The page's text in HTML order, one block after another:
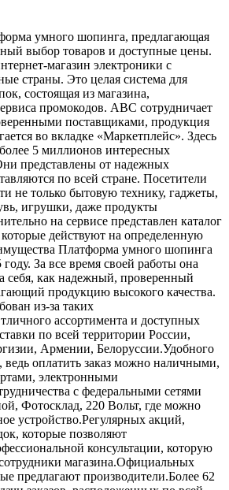
умного шопинга, предлагающая
выбор товаров и доступные цены.
магазин электроники с
страны. Это целая система для
состоящая из магазина,
промокодов. ABC сотрудничает
поставщиками, продукция
во вкладке «Маркетплейс». Здесь
5 миллионов интересных
представлены от надежных
по всей стране. Посетители
не только бытовую технику, гаджеты,
игрушки, даже продукты
на сервисе представлен каталог
действуют на определенную
Платформа умного шопинга
За все время своей работы она
себя, как надежный, проверенный
продукцию высокого качества.
из-за таких
ассортимента и доступных
по всей территории России,
Армении, Белоруссии.Удобного
ведь оплатить заказ можно наличными,
электронными
с федеральными сетями
Фотосклад, 220 Вольт, где можно
устройство.Регулярных акций,
которые позволяют
консультации, которую
магазина.Официальных
предлагают производители.Более 62